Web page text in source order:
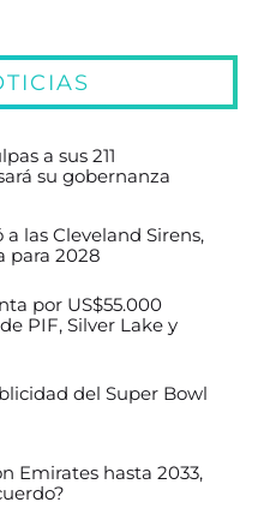
a sus 211
su gobernanza
las Cleveland Sirens,
para 2028
por US$55.000
PIF, Silver Lake y
del Super Bowl
Emirates hasta 2033,